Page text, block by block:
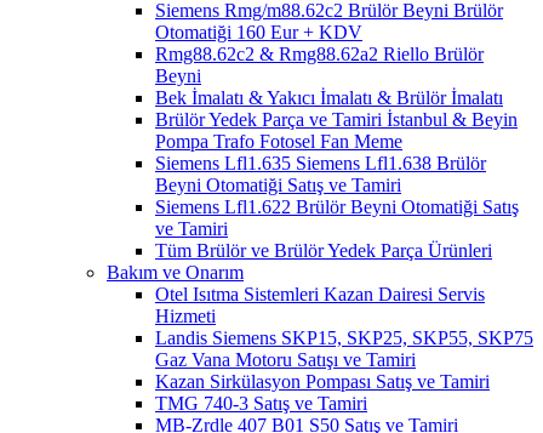
Siemens Rmg/m88.62c2 Brülör Beyni Brülör
Otomatiği 160 Eur + KDV
Rmg88.62c2 & Rmg88.62a2 Riello Brülör
Beyni
Bek İmalatı & Yakıcı İmalatı & Brülör İmalatı
Brülör Yedek Parça ve Tamiri İstanbul & Beyin
Pompa Trafo Fotosel Fan Meme
Siemens Lfl1.635 Siemens Lfl1.638 Brülör
Beyni Otomatiği Satış ve Tamiri
Siemens Lfl1.622 Brülör Beyni Otomatiği Satış
ve Tamiri
Tüm Brülör ve Brülör Yedek Parça Ürünleri
Bakım ve Onarım
Otel Isıtma Sistemleri Kazan Dairesi Servis
Hizmeti
Landis Siemens SKP15, SKP25, SKP55, SKP75
Gaz Vana Motoru Satışı ve Tamiri
Kazan Sirkülasyon Pompası Satış ve Tamiri
TMG 740-3 Satış ve Tamiri
MB-Zrdle 407 B01 S50 Satış ve Tamiri